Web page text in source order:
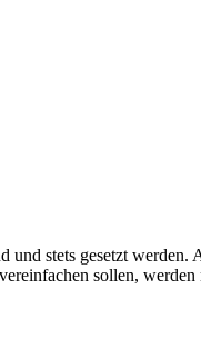
stets gesetzt
sollen,